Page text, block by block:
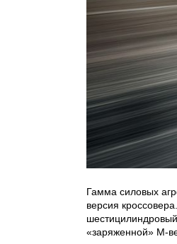
Гамма силовых
версия
«заряженной» М-